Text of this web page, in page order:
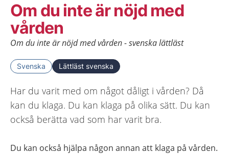
Om du inte är nöjd med
vården
Om du inte är nöjd med vården - svenska lättläst
Svenska Lättläst svenska
Har du varit med om något dåligt i vården? Då
kan du klaga. Du kan klaga på olika sätt. Du kan
också berätta vad som har varit bra.
Du kan också hjälpa någon annan att klaga på vården.